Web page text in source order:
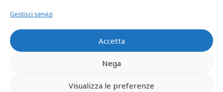
Gestisci servizi
Accetta
Nega
Visualizza le preferenze